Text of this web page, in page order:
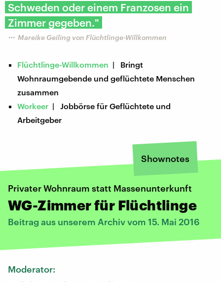
Schweden oder einem Franzosen ein
Zimmer gegeben."
Mareike Geiling von Flüchtlinge-Willkommen
Flüchtlinge-Willkommen | Bringt
Wohnraumgebende und geflüchtete Menschen
zusammen
Workeer | Jobbörse für Geflüchtete und
Arbeitgeber
Shownotes
Privater Wohnraum statt Massenunterkunft
WG-Zimmer für Flüchtlinge
Beitrag aus unserem Archiv vom 15. Mai 2016
Moderator: